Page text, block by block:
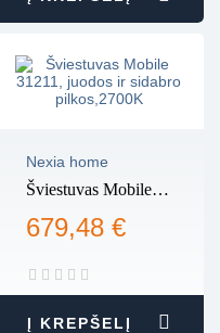
Nexia home
Šviestuvas Mobile
sidabro
679,48 €
Į KREPŠELĮ